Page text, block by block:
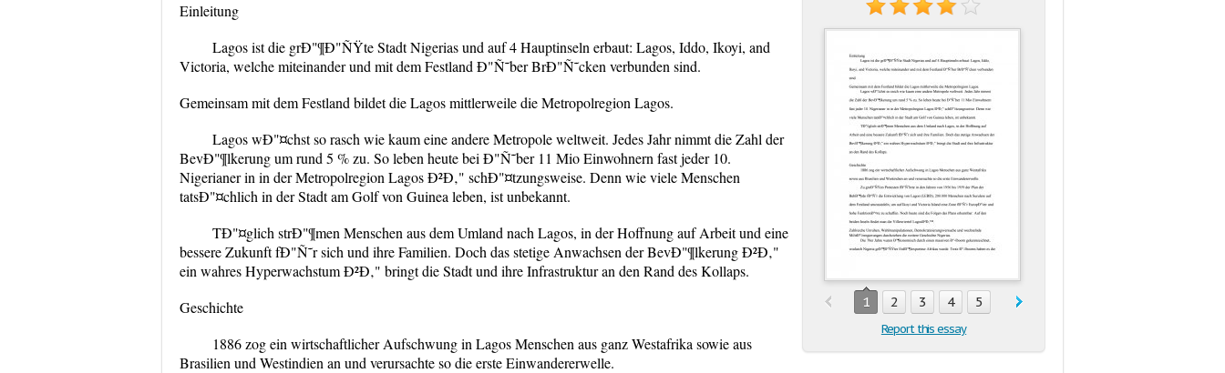
1 2 3 4 5
Report this essay
Einleitung
Lagos ist die grÐ"¶Ð"ÑŸte Stadt Nigerias und auf 4 Hauptinseln erbaut: Lagos, Iddo, Ikoyi, and
Victoria, welche miteinander und mit dem Festland Ð"Ñ˜ber BrÐ"Ñ˜cken verbunden sind.
Gemeinsam mit dem Festland bildet die Lagos mittlerweile die Metropolregion Lagos.
Lagos wÐ"¤chst so rasch wie kaum eine andere Metropole weltweit. Jedes Jahr nimmt die Zahl der
BevÐ"¶lkerung um rund 5 % zu. So leben heute bei Ð"Ñ˜ber 11 Mio Einwohnern fast jeder 10.
Nigerianer in in der Metropolregion Lagos Ð²Ð‚" schÐ"¤tzungsweise. Denn wie viele Menschen
tatsÐ"¤chlich in der Stadt am Golf von Guinea leben, ist unbekannt.
TÐ"¤glich strÐ"¶men Menschen aus dem Umland nach Lagos, in der Hoffnung auf Arbeit und eine
bessere Zukunft fÐ"Ñ˜r sich und ihre Familien. Doch das stetige Anwachsen der BevÐ"¶lkerung Ð²Ð‚"
ein wahres Hyperwachstum Ð²Ð‚" bringt die Stadt und ihre Infrastruktur an den Rand des Kollaps.
Geschichte
1886 zog ein wirtschaftlicher Aufschwung in Lagos Menschen aus ganz Westafrika sowie aus
Brasilien und Westindien an und verursachte so die erste Einwandererwelle.